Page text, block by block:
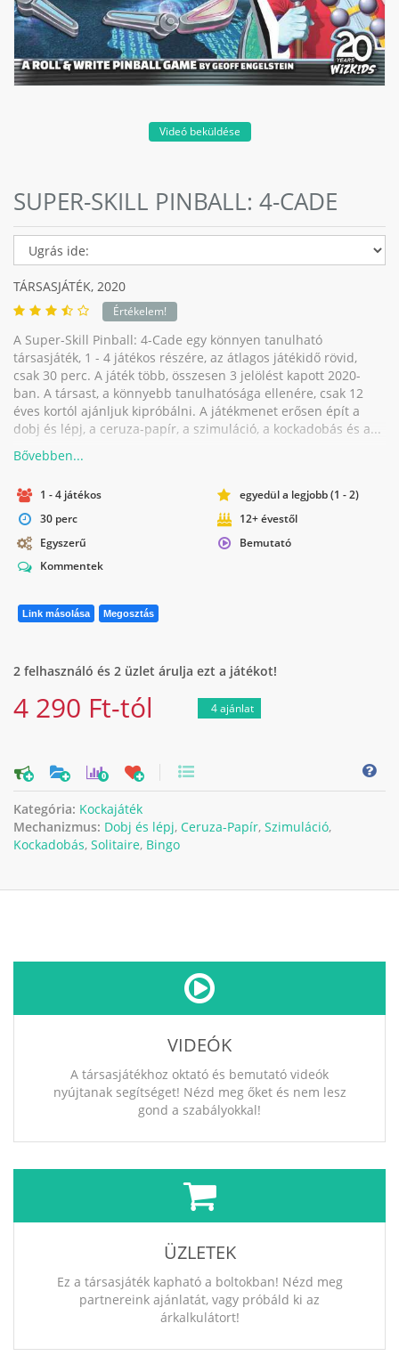
Videó beküldése
SUPER-SKILL PINBALL: 4-CADE
TÁRSASJÁTÉK, 2020
Értékelem!
A Super-Skill Pinball: 4-Cade egy könnyen tanulható
társasjáték, 1 - 4 játékos részére, az átlagos játékidő rövid,
csak 30 perc. A játék több, összesen 3 jelölést kapott 2020-
ban. A társast, a könnyebb tanulhatósága ellenére, csak 12
éves kortól ajánljuk kipróbálni. A játékmenet erősen épít a
dobj és lépj, a ceruza-papír, a szimuláció, a kockadobás és a...
1 - 4 játékos
egyedül a legjobb (1 - 2)
30 perc
12+ évestől
Egyszerű
Bemutató
Kommentek
Link másolása Megosztás
2 felhasználó és 2 üzlet árulja ezt a játékot!
4 290 Ft-tól 4 ajánlat
0
Kategória: Kockajáték
Mechanizmus: Dobj és lépj, Ceruza-Papír, Szimuláció,
Kockadobás, Solitaire, Bingo
VIDEÓK
A társasjátékhoz oktató és bemutató videók
nyújtanak segítséget! Nézd meg őket és nem lesz
gond a szabályokkal!
ÜZLETEK
Ez a társasjáték kapható a boltokban! Nézd meg
partnereink ajánlatát, vagy próbáld ki az
árkalkulátort!